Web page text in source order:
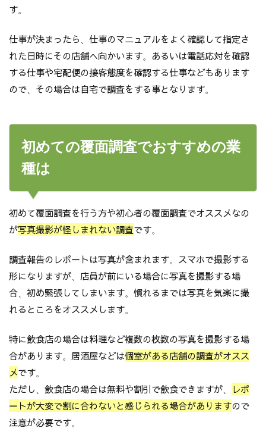
す。
仕事が決まったら、仕事のマニュアルをよく確認して指定さ
れた日時にその店舗へ向かいます。あるいは電話応対を確認
する仕事や宅配便の接客態度を確認する仕事などもあります
ので、その場合は自宅で調査をする事となります。
初めての覆面調査でおすすめの業
種は
初めて覆面調査を行う方や初心者の覆面調査でオススメなの
が写真撮影が怪しまれない調査です。
調査報告のレポートは写真が含まれます。スマホで撮影する
形になりますが、店員が前にいる場合に写真を撮影する場
合、初め緊張してしまいます。慣れるまでは写真を気楽に撮
れるところをオススメします。
特に飲食店の場合は料理など複数の枚数の写真を撮影する場
合があります。居酒屋などは個室がある店舗の調査がオスス
メです。
ただし、飲食店の場合は無料や割引で飲食できますが、
レポ
ートが大変で割に合わないと感じられる場合がありますので
注意が必要です。